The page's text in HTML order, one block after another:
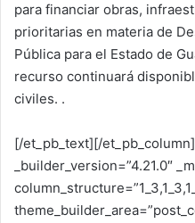
para financiar obras,
prioritarias en materia de
Pública para el Estado de
recurso continuará
civiles. .
[/et_pb_text][/
_builder_version=”4.21.0″